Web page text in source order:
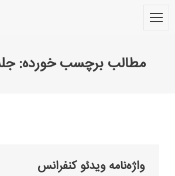
مطالب برچسب خورده:
واژه‌نامه ویدئو کنفرانس